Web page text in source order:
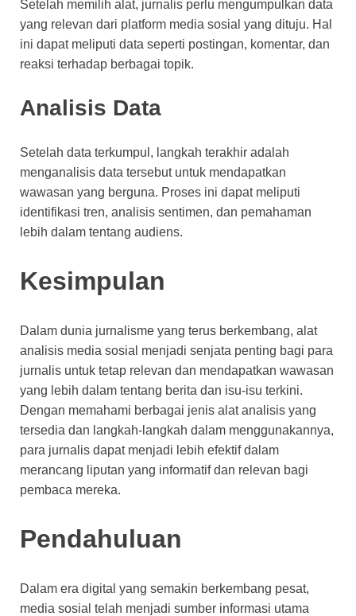
Setelah memilih alat, jurnalis perlu mengumpulkan data
yang relevan dari platform media sosial yang dituju. Hal
ini dapat meliputi data seperti postingan, komentar, dan
reaksi terhadap berbagai topik.
Analisis Data
Setelah data terkumpul, langkah terakhir adalah
menganalisis data tersebut untuk mendapatkan
wawasan yang berguna. Proses ini dapat meliputi
identifikasi tren, analisis sentimen, dan pemahaman
lebih dalam tentang audiens.
Kesimpulan
Dalam dunia jurnalisme yang terus berkembang, alat
analisis media sosial menjadi senjata penting bagi para
jurnalis untuk tetap relevan dan mendapatkan wawasan
yang lebih dalam tentang berita dan isu-isu terkini.
Dengan memahami berbagai jenis alat analisis yang
tersedia dan langkah-langkah dalam menggunakannya,
para jurnalis dapat menjadi lebih efektif dalam
merancang liputan yang informatif dan relevan bagi
pembaca mereka.
Pendahuluan
Dalam era digital yang semakin berkembang pesat,
media sosial telah menjadi sumber informasi utama